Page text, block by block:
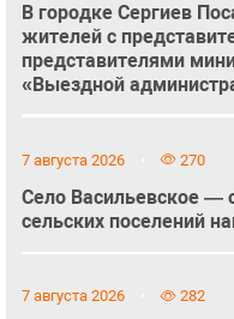
В городке Сергиев
жителей с
представителями
«Выездной
7 августа 2026 270
Село Васильевское —
сельских поселений
7 августа 2026 282